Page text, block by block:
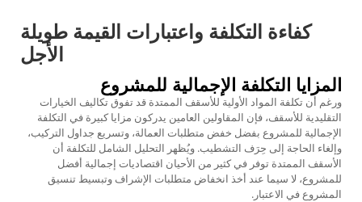
كفاءة التكلفة واعتبارات القيمة طويلة
الأجل
المزايا التكلفة الإجمالية للمشروع
ورغم أن تكلفة المواد الأولية للأسقف الممتدة قد تفوق تكاليف الخيارات
التقليدية للأسقف، فإن المقاولين العامين يدركون مزايا كبيرة في التكلفة
الإجمالية للمشروع بفضل خفض متطلبات العمالة، وتسريع جداول التركيب،
وإلغاء الحاجة إلى حِرَف التشطيب. ويُظهر التحليل الشامل للتكلفة أن
الأسقف الممتدة توفر في كثير من الأحيان اقتصاديات إجمالية أفضل
للمشروع، لا سيما عند أخذ انخفاض متطلبات الإشراف وتبسيط تنسيق
المشروع في الاعتبار.